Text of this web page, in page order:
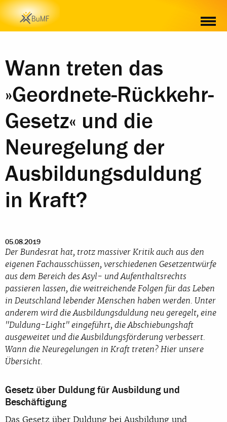
WEITERE INFORMATIONEN ZUM THEMA
Wann treten das
»Geordnete-Rückkehr-
Gesetz« und die
Neuregelung der
Ausbildungsduldung
in Kraft?
05.08.2019
Der Bundesrat hat, trotz massiver Kritik auch aus den
eigenen Fachausschüssen, verschiedenen Gesetzentwürfe
aus dem Bereich des Asyl‐ und Aufenthaltsrechts
passieren lassen, die weitreichende Folgen für das Leben
in Deutschland lebender Menschen haben werden. Unter
anderem wird die Ausbildungsduldung neu geregelt, eine
"Duldung-Light" eingeführt, die Abschiebungshaft
ausgeweitet und die Ausbildungsförderung verbessert.
Wann die Neuregelungen in Kraft treten? Hier unsere
Übersicht.
Gesetz über Duldung für Ausbildung und
Beschäftigung
Das Gesetz über Duldung bei Ausbildung und